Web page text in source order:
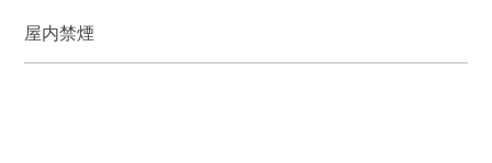
屋内禁煙